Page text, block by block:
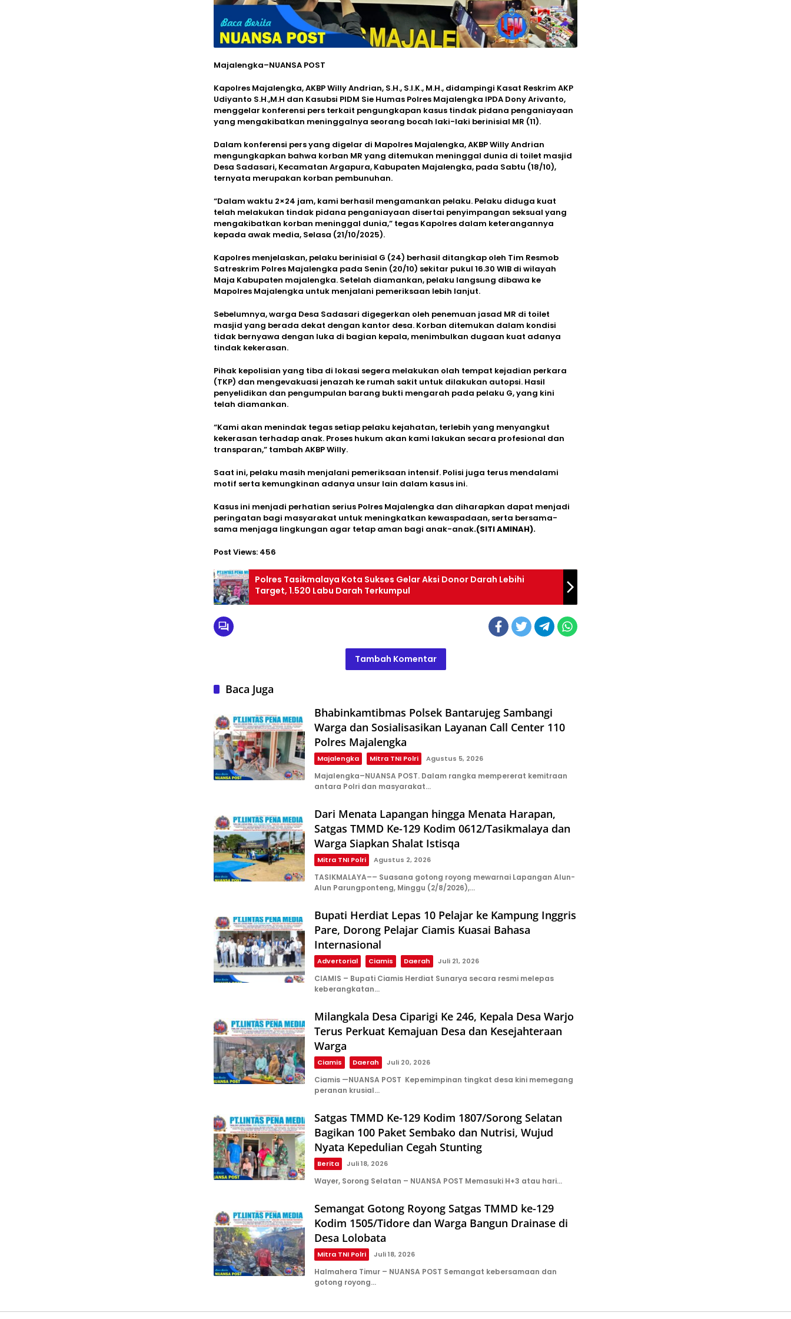
Majalengka–NUANSA POST
Kapolres Majalengka, AKBP Willy Andrian, S.H., S.I.K., M.H., didampingi Kasat Reskrim AKP
Udiyanto S.H.,M.H dan Kasubsi PIDM Sie Humas Polres Majalengka IPDA Dony Arivanto,
menggelar konferensi pers terkait pengungkapan kasus tindak pidana penganiayaan
yang mengakibatkan meninggalnya seorang bocah laki-laki berinisial MR (11).
Dalam konferensi pers yang digelar di Mapolres Majalengka, AKBP Willy Andrian
mengungkapkan bahwa korban MR yang ditemukan meninggal dunia di toilet masjid
Desa Sadasari, Kecamatan Argapura, Kabupaten Majalengka, pada Sabtu (18/10),
ternyata merupakan korban pembunuhan.
“Dalam waktu 2×24 jam, kami berhasil mengamankan pelaku. Pelaku diduga kuat
telah melakukan tindak pidana penganiayaan disertai penyimpangan seksual yang
mengakibatkan korban meninggal dunia,” tegas Kapolres dalam keterangannya
kepada awak media, Selasa (21/10/2025).
Kapolres menjelaskan, pelaku berinisial G (24) berhasil ditangkap oleh Tim Resmob
Satreskrim Polres Majalengka pada Senin (20/10) sekitar pukul 16.30 WIB di wilayah
Maja Kabupaten majalengka. Setelah diamankan, pelaku langsung dibawa ke
Mapolres Majalengka untuk menjalani pemeriksaan lebih lanjut.
Sebelumnya, warga Desa Sadasari digegerkan oleh penemuan jasad MR di toilet
masjid yang berada dekat dengan kantor desa. Korban ditemukan dalam kondisi
tidak bernyawa dengan luka di bagian kepala, menimbulkan dugaan kuat adanya
tindak kekerasan.
Pihak kepolisian yang tiba di lokasi segera melakukan olah tempat kejadian perkara
(TKP) dan mengevakuasi jenazah ke rumah sakit untuk dilakukan autopsi. Hasil
penyelidikan dan pengumpulan barang bukti mengarah pada pelaku G, yang kini
telah diamankan.
“Kami akan menindak tegas setiap pelaku kejahatan, terlebih yang menyangkut
kekerasan terhadap anak. Proses hukum akan kami lakukan secara profesional dan
transparan,” tambah AKBP Willy.
Saat ini, pelaku masih menjalani pemeriksaan intensif. Polisi juga terus mendalami
motif serta kemungkinan adanya unsur lain dalam kasus ini.
Kasus ini menjadi perhatian serius Polres Majalengka dan diharapkan dapat menjadi
peringatan bagi masyarakat untuk meningkatkan kewaspadaan, serta bersama-
sama menjaga lingkungan agar tetap aman bagi anak-anak.(SITI AMINAH).
Post Views: 456
Polres Tasikmalaya Kota Sukses Gelar Aksi Donor Darah Lebihi
Target, 1.520 Labu Darah Terkumpul
Tambah Komentar
Baca Juga
Bhabinkamtibmas Polsek Bantarujeg Sambangi
Warga dan Sosialisasikan Layanan Call Center 110
Polres Majalengka
Majalengka Mitra TNI Polri Agustus 5, 2026
Majalengka–NUANSA POST. Dalam rangka mempererat kemitraan
antara Polri dan masyarakat…
Dari Menata Lapangan hingga Menata Harapan,
Satgas TMMD Ke-129 Kodim 0612/Tasikmalaya dan
Warga Siapkan Shalat Istisqa
Mitra TNI Polri Agustus 2, 2026
TASIKMALAYA–– Suasana gotong royong mewarnai Lapangan Alun-
Alun Parungponteng, Minggu (2/8/2026),…
Bupati Herdiat Lepas 10 Pelajar ke Kampung Inggris
Pare, Dorong Pelajar Ciamis Kuasai Bahasa
Internasional
Advertorial Ciamis Daerah Juli 21, 2026
CIAMIS – Bupati Ciamis Herdiat Sunarya secara resmi melepas
keberangkatan…
Milangkala Desa Ciparigi Ke 246, Kepala Desa Warjo
Terus Perkuat Kemajuan Desa dan Kesejahteraan
Warga
Ciamis Daerah Juli 20, 2026
Ciamis —NUANSA POST Kepemimpinan tingkat desa kini memegang
peranan krusial…
Satgas TMMD Ke-129 Kodim 1807/Sorong Selatan
Bagikan 100 Paket Sembako dan Nutrisi, Wujud
Nyata Kepedulian Cegah Stunting
Berita Juli 18, 2026
Wayer, Sorong Selatan – NUANSA POST Memasuki H+3 atau hari…
Semangat Gotong Royong Satgas TMMD ke-129
Kodim 1505/Tidore dan Warga Bangun Drainase di
Desa Lolobata
Mitra TNI Polri Juli 18, 2026
Halmahera Timur – NUANSA POST Semangat kebersamaan dan
gotong royong…